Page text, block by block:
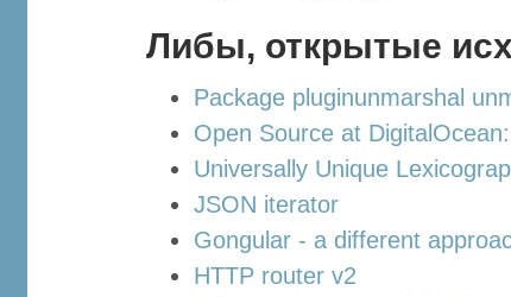
Либы, открытые
Package pluginunmarshal
Open Source at
Universally Unique
JSON iterator
Gongular - a different
HTTP router v2